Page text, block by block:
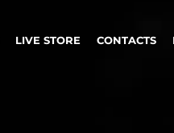
LIVE STORE CONTACTS